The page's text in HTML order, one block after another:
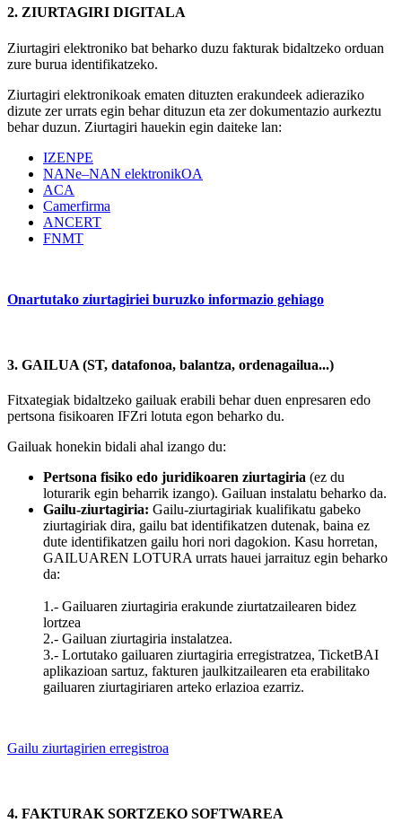
2. ZIURTAGIRI DIGITALA
Ziurtagiri elektroniko bat beharko duzu fakturak bidaltzeko orduan
zure burua identifikatzeko.
Ziurtagiri elektronikoak ematen dituzten erakundeek adieraziko
dizute zer urrats egin behar dituzun eta zer dokumentazio aurkeztu
behar duzun. Ziurtagiri hauekin egin daiteke lan:
IZENPE
NANe–NAN elektronikOA
ACA
Camerfirma
ANCERT
FNMT
Onartutako ziurtagiriei buruzko informazio gehiago
3. GAILUA (ST, datafonoa, balantza, ordenagailua...)
Fitxategiak bidaltzeko gailuak erabili behar duen enpresaren edo
pertsona fisikoaren IFZri lotuta egon beharko du.
Gailuak honekin bidali ahal izango du:
Pertsona fisiko edo juridikoaren ziurtagiria (ez du
loturarik egin beharrik izango). Gailuan instalatu beharko da.
Gailu-ziurtagiria: Gailu-ziurtagiriak kualifikatu gabeko
ziurtagiriak dira, gailu bat identifikatzen dutenak, baina ez
dute identifikatzen gailu hori nori dagokion. Kasu horretan,
GAILUAREN LOTURA urrats hauei jarraituz egin beharko
da:
1.- Gailuaren ziurtagiria erakunde ziurtatzailearen bidez
lortzea
2.- Gailuan ziurtagiria instalatzea.
3.- Lortutako gailuaren ziurtagiria erregistratzea, TicketBAI
aplikazioan sartuz, fakturen jaulkitzailearen eta erabilitako
gailuaren ziurtagiriaren arteko erlazioa ezarriz.
Gailu ziurtagirien erregistroa
4. FAKTURAK SORTZEKO SOFTWAREA